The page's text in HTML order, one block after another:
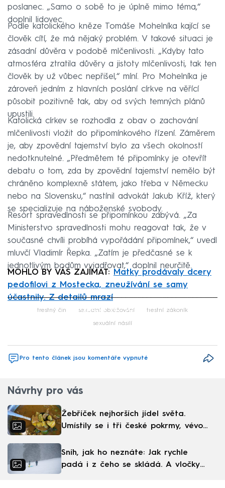
poslanec. „Samo o sobě to je úplně mimo téma,“
doplnil lidovec.
Podle katolického kněze Tomáše Mohelníka kající se
člověk cítí, že má nějaký problém. V takové situaci je
zásadní důvěra v podobě mlčenlivosti. „Kdyby tato
atmosféra ztratila důvěry a jistoty mlčenlivosti, tak ten
člověk by už vůbec nepřišel,“ míní. Pro Mohelníka je
zároveň jedním z hlavních poslání církve na věřící
působit pozitivně tak, aby od svých temných plánů
upustili.
Katolická církev se rozhodla z obav o zachování
mlčenlivosti vložit do připomínkového řízení. Záměrem
je, aby zpovědní tajemství bylo za všech okolností
nedotknutelné. „Předmětem té připomínky je otevřít
debatu o tom, zda by zpovědní tajemství nemělo být
chráněno komplexně státem, jako třeba v Německu
nebo na Slovensku,“ nastínil advokát Jakub Kříž, který
se specializuje na náboženské svobody.
Resort spravedlnosti se připomínkou zabývá. „Za
Ministerstvo spravedlnosti mohu reagovat tak, že v
současné chvíli probíhá vypořádání připomínek,“ uvedl
mluvčí Vladimír Řepka. „Zatím je předčasné se k
jednotlivým bodům vyjadřovat,“ doplnil neurčitě.
MOHLO BY VÁS ZAJÍMAT: Matky prodávaly dcery
pedofilovi z Mostecka, zneužívání se samy
účastnily. Z detailů mrazí
Failed to fetch
trestný čin sexuální obtěžování trestní zákoník
sexuální násilí
Pro tento článek jsou komentáře vypnuté
Návrhy pro vás
Žebříček nejhorších jídel světa.
Umístily se i tři české pokrmy, vévodí
Sníh, jak ho neznáte: Jak rychle
padá i z čeho se skládá. A vločky